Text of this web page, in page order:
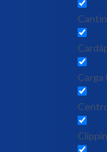
Carga